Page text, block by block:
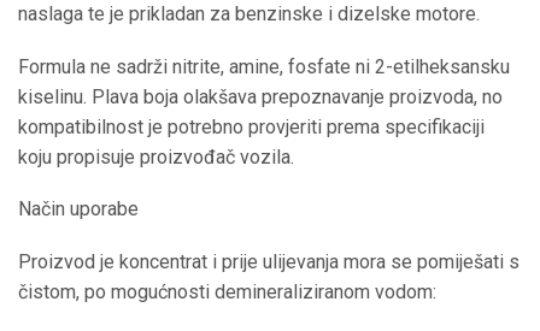
naslaga te je prikladan za benzinske i dizelske motore.
Formula ne sadrži nitrite, amine, fosfate ni 2-etilheksansku
kiselinu. Plava boja olakšava prepoznavanje proizvoda, no
kompatibilnost je potrebno provjeriti prema specifikaciji
koju propisuje proizvođač vozila.
Način uporabe
Proizvod je koncentrat i prije ulijevanja mora se pomiješati s
čistom, po mogućnosti demineraliziranom vodom: